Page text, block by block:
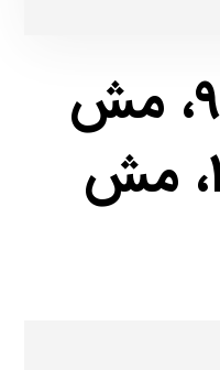
نمک مش 90، مش
110، مش 120، مش